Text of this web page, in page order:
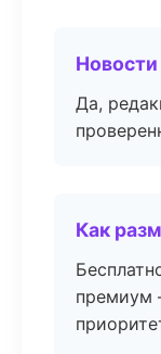
Да,
Как
премиум